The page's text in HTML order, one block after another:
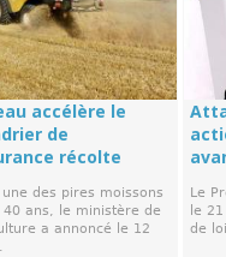
accélère le
de
récolte
une des pires moissons
40 ans, le ministère de
a annoncé le 12
Le
le
de